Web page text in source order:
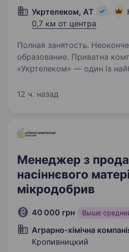
Укртелеком, АТ
0,7 км от центра
Полная занятость.
образование. Приватна компанія АТ
«Укртелеком» — один із
Ми забезпечуємо наших
12 ч. назад
Менеджер з
насіннєвого
мікродобрив
40 000 грн Выше
Аграрно-хімічна
Кропивницкий